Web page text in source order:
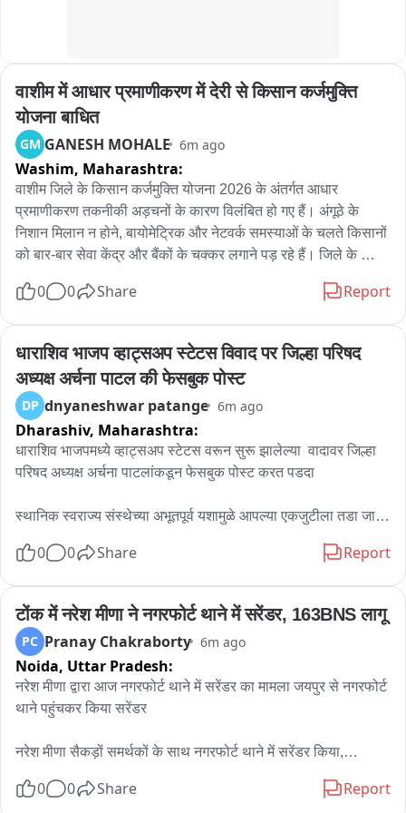
खतरा है। नियमों का उल्लंघन करने वालों के खिलाफ सख्त कानूनी कार्रवाई
की जाएगी। पुलिस ने लोगों से ऐसे स्टंटबाजों और भय फैलाने वाले समूहों की
सूचना पुलिस अधीक्षक की हेल्पलाइन या प्रतापगढ़ पुलिस के सोशल मीडिया
हैंडल पर देने की अपील की है। पुलिस ने स्पष्ट किया कि जिले में इस तरह
के अभियान आगे भी लगातार जारी रहेंगे।
वाशीम में आधार प्रमाणीकरण में देरी से किसान कर्जमुक्ति
योजना बाधित
GM GANESH MOHALE 6m ago
Washim, Maharashtra:
वाशीम जिले के किसान कर्जमुक्ति योजना 2026 के अंतर्गत आधार
प्रमाणीकरण तकनीकी अड़चनों के कारण विलंबित हो गए हैं। अंगूठे के
निशान मिलान न होने, बायोमेट्रिक और नेटवर्क समस्याओं के चलते किसानों
को बार-बार सेवा केंद्र और बैंकों के चक्कर लगाने पड़ रहे हैं। जिले के
जबकि 11,809 किसानों के प्रमाणीकरण का अभी तक पूरा होना बाकी है।
की संभावना बन गई है।
0 0 Share Report
धाराशिव भाजप व्हाट्सअप स्टेटस विवाद पर जिल्हा परिषद
अध्यक्ष अर्चना पाटल की फेसबुक पोस्ट
DP dnyaneshwar patange 6m ago
Dharashiv, Maharashtra:
धाराशिव भाजपमध्ये व्हाट्सअप स्टेटस वरून सुरू झालेल्या  वादावर जिल्हा
परिषद अध्यक्ष अर्चना पाटलांकडून फेसबुक पोस्ट करत पडदा
स्थानिक स्वराज्य संस्थेच्या अभूतपूर्व यशामुळे आपल्या एकजुटीला तडा जावा
असल्याचं अर्चना पाटलांचं स्पष्टीकरण
सोशल मीडिया टीम कडून अनावधानाने मजकूर प्रसिद्ध झाला कोणाच्या
भावना दुखावल्या असतील तर दिलगिरी व्यक्त, फेसबुक पोस्ट करत मांडली
भूमिका
तीस वर्षात निष्ठावंत यांनी पक्ष वाढीसाठी काय केलं ? अर्चना पाटलांच्या
व्हाट्सअप स्टेटस मुळे सुरू झाला होता नवा वाद
0 0 Share Report
टोंक में नरेश मीणा ने नगरफोर्ट थाने में सरेंडर, 163BNS लागू
PC Pranay Chakraborty 6m ago
Noida, Uttar Pradesh:
नरेश मीणा द्वारा आज नगरफोर्ट थाने में सरेंडर का मामला जयपुर से नगरफोर्ट
थाने पहुंचकर किया सरेंडर
नरेश मीणा सैकड़ों समर्थकों के साथ नगरफोर्ट थाने में सरेंडर किया,
0 0 Share Report